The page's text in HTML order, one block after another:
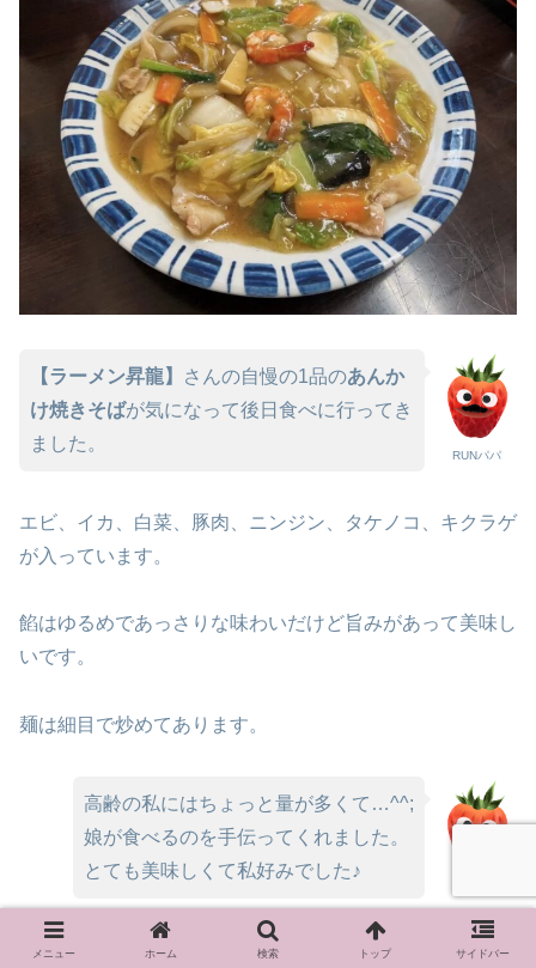
RUNパパ
【ラーメン昇龍】 さんの自慢の1品のあんか
け焼きそばが気になって後日食べに行ってき
ました。
エビ、イカ、白菜、豚肉、ニンジン、タケノコ、キクラゲ
が入っています。
餡はゆるめであっさりな味わいだけど旨みがあって美味し
いです。
麺は細目で炒めてあります。
高齢の私にはちょっと量が多くて…^^;
娘が食べるのを手伝ってくれました。
とても美味しくて私好みでした♪
【ラーメン昇龍】さん
メニュー ホーム 検索 トップ サイドバー